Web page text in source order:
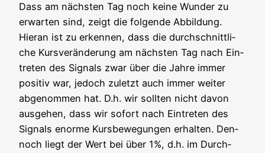
Dass am nächs­ten Tag noch kei­ne Wun­der zu
erwar­ten sind, zeigt die fol­gen­de Abbil­dung.
Hier­an ist zu erken­nen, dass die durch­schnitt­li­
che Kurs­ver­än­de­rung am nächs­ten Tag nach Ein­
tre­ten des Signals zwar über die Jah­re immer
posi­tiv war, jedoch zuletzt auch immer wei­ter
abge­nom­men hat. D.h. wir soll­ten nicht davon
aus­ge­hen, dass wir sofort nach Ein­tre­ten des
Signals enor­me Kurs­be­we­gun­gen erhal­ten. Den­
noch liegt der Wert bei über 1%, d.h. im Durch­